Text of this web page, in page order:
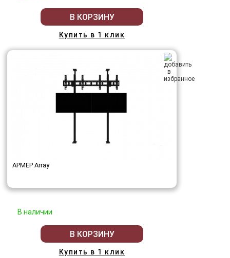
В КОРЗИНУ
Купить в 1 клик
АРМЕР Array
В наличии
В КОРЗИНУ
Купить в 1 клик